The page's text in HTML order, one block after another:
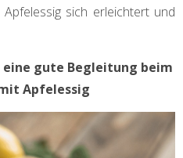
sich erleichtert und
gute Begleitung beim
Apfelessig